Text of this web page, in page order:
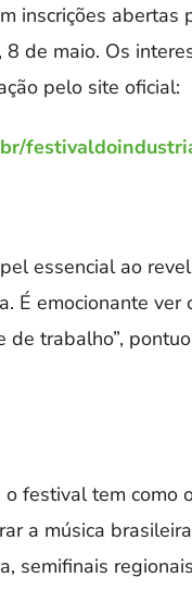
inscrições
de maio. Os
pelo site oficial:
essencial ao
É emocionante
trabalho”,
o festival tem
a música
semifinais